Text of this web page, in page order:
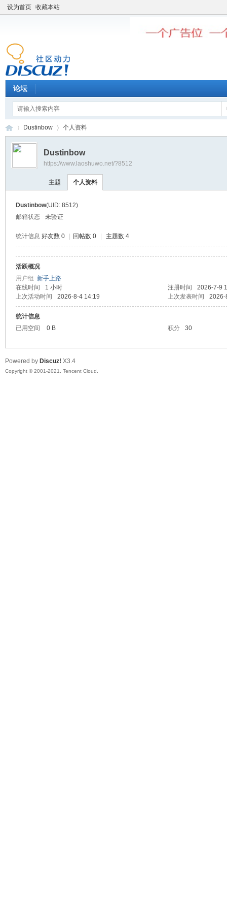
设为首页 收藏本站
论坛
窝
›
Dustinbow 个人资料
Dustinbow
https://www.laoshuwo.net/?8512
主题 个人资料
Dustinbow(UID: 8512)
邮箱状态
未验证
统计信息 好友数 0 回帖数 0 主题数 4
活跃概况
用户组 新手上路
在线时间
1 小时 注册时间
2026-7-9
上次活动时间
2026-8-4 14:19 上次发表时间 2026-
统计信息
已用空间
0 B 积分 30
Powered by Discuz! X3.4
Copyright © 2001-2021, Tencent Cloud.